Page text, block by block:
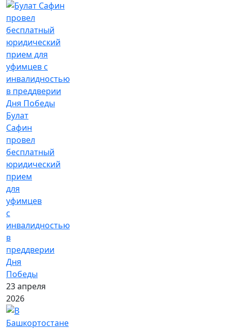
Булат
Сафин
провел
бесплатный
юридический
прием
для
уфимцев
с
инвалидностью
в
преддверии
Дня
Победы
23 апреля
2026